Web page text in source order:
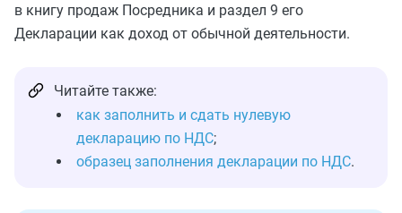
в книгу продаж Посредника и раздел 9 его
Декларации как доход от обычной деятельности.
Читайте также:
как заполнить и сдать нулевую
декларацию по НДС;
образец заполнения декларации по НДС.